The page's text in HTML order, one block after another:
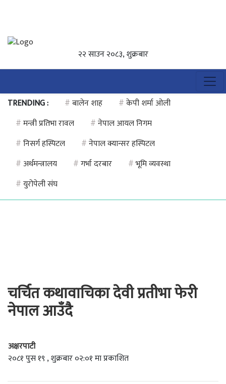
२२ साउन २०८३, शुक्रबार
TRENDING : #बालेन शाह #केपी शर्मा ओली
#मन्त्री प्रतिभा रावल #नेपाल आयल निगम
#निसर्ग हस्पिटल #नेपाल क्यान्सर हस्पिटल
#अर्थमन्त्रालय #गर्भा दरबार #भूमि व्यवस्था
#युरोपेली संघ
चर्चित कथावाचिका देवी प्रतीभा फेरी
नेपाल आउँदै
अक्षरपाटी
२०८१ पुस १९ , शुक्रबार ०२:०१ मा प्रकाशित